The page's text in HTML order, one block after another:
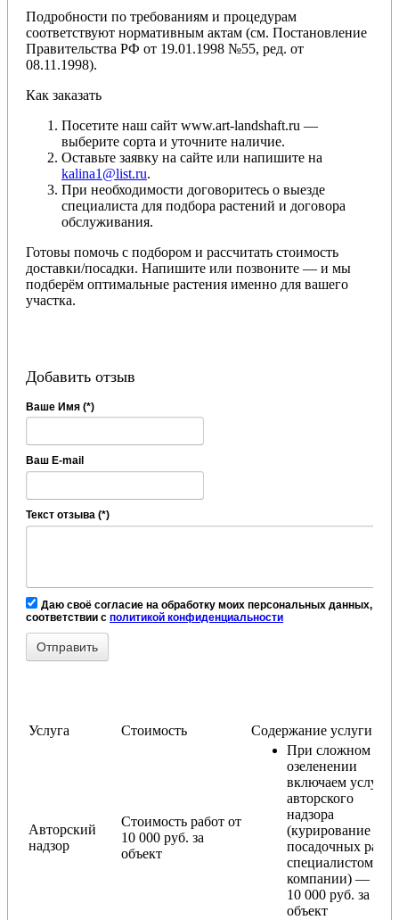
Подробности по требованиям и процедурам
соответствуют нормативным актам (см. Постановление
Правительства РФ от 19.01.1998 №55, ред. от
08.11.1998).
Как заказать
Посетите наш сайт www.art-landshaft.ru —
выберите сорта и уточните наличие.
Оставьте заявку на сайте или напишите на
kalina1@list.ru.
При необходимости договоритесь о выезде
специалиста для подбора растений и договора
обслуживания.
Готовы помочь с подбором и рассчитать стоимость
доставки/посадки. Напишите или позвоните — и мы
подберём оптимальные растения именно для вашего
участка.
Добавить отзыв
Ваше Имя (*)
Ваш E-mail
Текст отзыва (*)
Даю своё согласие на обработку моих персональных данных, в
соответствии с политикой конфиденциальности
Услуга Стоимость Содержание услуги
Авторский
надзор
Стоимость работ от
10 000 руб. за
объект
При сложном
озеленении
включаем услугу
авторского
надзора
(курирование
посадочных работ
специалистом
компании) — от
10 000 руб. за
объект